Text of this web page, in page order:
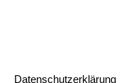
Datenschutzerklärung